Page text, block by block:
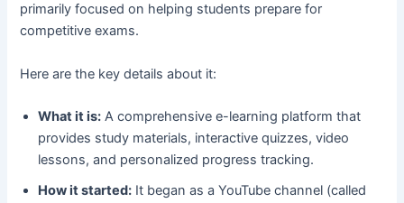
primarily focused on helping students prepare for
competitive exams.
Here are the key details about it:
What it is: A comprehensive e-learning platform that
provides study materials, interactive quizzes, video
lessons, and personalized progress tracking.
How it started: It began as a YouTube channel (called